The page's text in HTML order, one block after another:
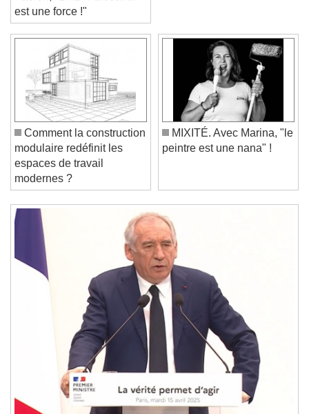
Video Player is loading.
Play Video
Play
Skip Backward
Skip Forward
Unmute
Current Time0:00
/
Duration
Loaded:0%
Stream TypeLIVE
Seek to live, currently behind live
Remaining Time-0:00
Playback Rate
Chapters
Chapters
Descriptions
descriptions off , selected
Subtitles
subtitles settings, opens subtitles
settings dialog
Fabien, "L'ADN artisanal
est une force !"
Comment la construction
modulaire redéfinit les
espaces de travail
modernes ?
MIXITÉ. Avec Marina, "le